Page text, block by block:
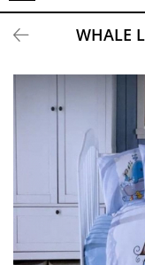
LENJERII DE PAT CU
LENJERII DE PAT CU
WHALE